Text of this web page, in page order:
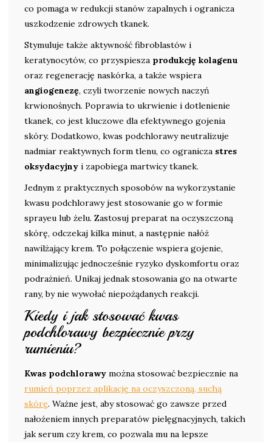
co pomaga w redukcji stanów zapalnych i ogranicza
uszkodzenie zdrowych tkanek.
Stymuluje także aktywność fibroblastów i
keratynocytów, co przyspiesza produkcję kolagenu
oraz regenerację naskórka, a także wspiera
angiogenezę, czyli tworzenie nowych naczyń
krwionośnych. Poprawia to ukrwienie i dotlenienie
tkanek, co jest kluczowe dla efektywnego gojenia
skóry. Dodatkowo, kwas podchlorawy neutralizuje
nadmiar reaktywnych form tlenu, co ogranicza stres
oksydacyjny i zapobiega martwicy tkanek.
Jednym z praktycznych sposobów na wykorzystanie
kwasu podchlorawy jest stosowanie go w formie
sprayeu lub żelu. Zastosuj preparat na oczyszczoną
skórę, odczekaj kilka minut, a następnie nałóż
nawilżający krem. To połączenie wspiera gojenie,
minimalizując jednocześnie ryzyko dyskomfortu oraz
podrażnień. Unikaj jednak stosowania go na otwarte
rany, by nie wywołać niepożądanych reakcji.
Kiedy i jak stosować kwas
podchlorawy bezpiecznie przy
rumieniu?
Kwas podchlorawy można stosować bezpiecznie na
rumień poprzez aplikację na oczyszczoną, suchą
skórę. Ważne jest, aby stosować go zawsze przed
nałożeniem innych preparatów pielęgnacyjnych, takich
jak serum czy krem, co pozwala mu na lepsze